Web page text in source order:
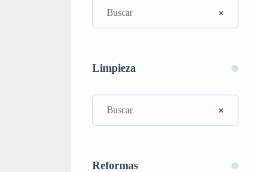
Limpieza
Reformas